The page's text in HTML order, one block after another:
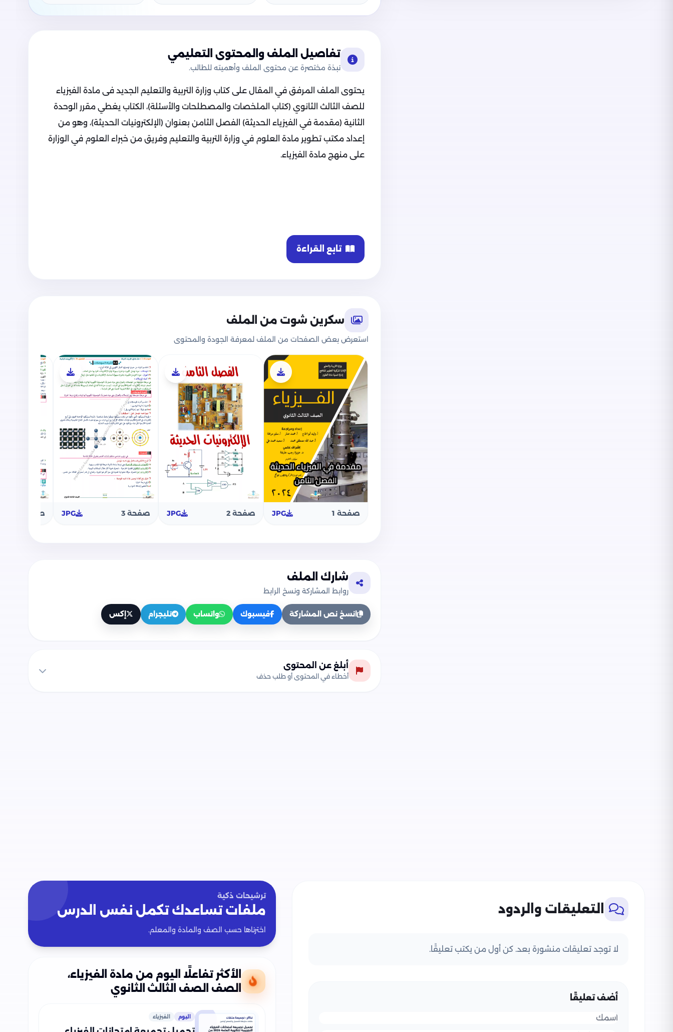
تفاصيل الملف والمحتوى التعليمي
نبذة مختصرة عن محتوى الملف وأهميته للطالب.
يحتوى الملف المرفق في المقال على كتاب وزارة التربية والتعليم الجديد فى مادة الفيزياء
للصف الثالث الثانوي (كتاب الملخصات والمصطلحات والأسئلة)، الكتاب يغطي مقرر الوحدة
الثانية (مقدمة في الفيزياء الحديثة) الفصل الثامن بعنوان (الإلكترونيات الحديثة)، وهو من
إعداد مكتب تطوير مادة العلوم في وزارة التربية والتعليم وفريق من خبراء العلوم في الوزارة
على منهج مادة الفيزياء.
محتوى كتاب الوزارة الجديد في الفيزياء للثانوية العامة - الفصل الثامن الإلكترونيات الحديثة
مفاهيم ومصطلحات وأسئلة الوزارة على أشباه الموصلات
مفاهيم ومصطلحات وأسئلة الوزارة على الوصلة الثنائية (الدايود - المقوم البلوري)
مفاهيم ومصطلحات وأسئلة الوزارة على الترانزستور
مفاهيم ومصطلحات وأسئلة الوزارة على الالكترونيات الرقمية
كما يضم الكتاب كذلك أسئلة وتدريبات على كافة أجزاء المنهج من أسئلة امتحانات الوزارة
السابقة وأسئلة الامتحانات التجريبية على الإلكترونيات الحديثة وأفكار مسائل مميزة.
تحميل ملخصات ومفاهيم وأسئلة منهج الفيزياء من وزارة التربية والتعليم
المفاهيم والأسئلة) الرسمي الخاص بوزارة التربية والتعليم، وهي كالتالي:
تحميل كتاب مفاهيم وأسئلة الفيزياء في الفصل الأول (الكهربية) من وزارة التربية والتعليم.
تابع القراءة
سكرين شوت من الملف
استعرض بعض الصفحات من الملف لمعرفة الجودة والمحتوى
صفحة 1 JPG صفحة 2 JPG صفحة 3 JPG صفحة 4
شارك الملف
روابط المشاركة ونسخ الرابط
انسخ نص المشاركة فيسبوك واتساب تليجرام إكس
أبلغ عن المحتوى
أخطاء في المحتوى أو طلب حذف
التعليقات والردود
لا توجد تعليقات منشورة بعد. كن أول من يكتب تعليقًا.
أضف تعليقًا
ترشيحات ذكية
ملفات تساعدك تكمل نفس الدرس
اخترناها حسب الصف والمادة والمعلم.
الأكثر تفاعلًا اليوم من مادة الفيزياء،
الصف الصف الثالث الثانوي
اليوم الفيزياء